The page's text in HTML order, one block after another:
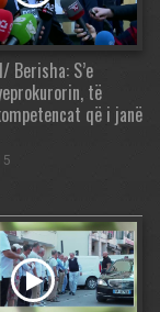
Berisha: S’e
të
që i janë